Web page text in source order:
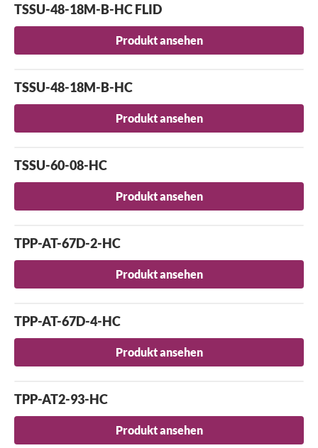
TSSU-48-18M-B-HC FLID
Produkt ansehen
TSSU-48-18M-B-HC
Produkt ansehen
TSSU-60-08-HC
Produkt ansehen
TPP-AT-67D-2-HC
Produkt ansehen
TPP-AT-67D-4-HC
Produkt ansehen
TPP-AT2-93-HC
Produkt ansehen